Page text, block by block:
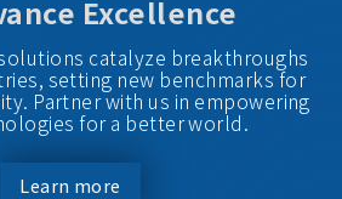
Excellence
catalyze breakthroughs
setting new benchmarks for
Partner with us in empowering
for a better world.
Learn more